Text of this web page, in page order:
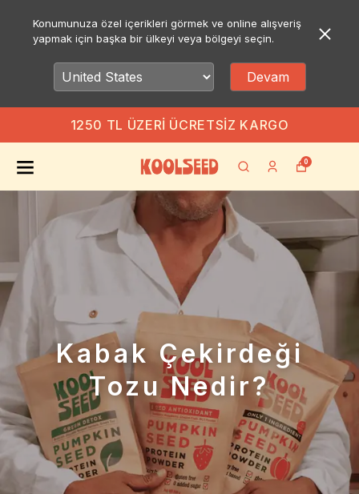
Konumunuza özel içerikleri görmek ve online alışveriş
yapmak için başka bir ülkeyi veya bölgeyi seçin.
Devam
1250 TL ÜZERI ÜCRETSIZ KARGO
0
Kabak Çekirdeği
Tozu Nedir?